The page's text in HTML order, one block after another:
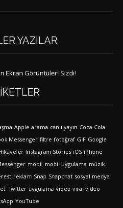
YAZILAR
Ekran Görüntüleri Sızdı!
Apple arama canlı yayın Coca-Cola
Messenger filtre fotoğraf GIF Google
Instagram Stories iOS iPhone
mobil mobil uygulama müzik
reklam Snap Snapchat sosyal medya
Twitter uygulama video viral video
YouTube